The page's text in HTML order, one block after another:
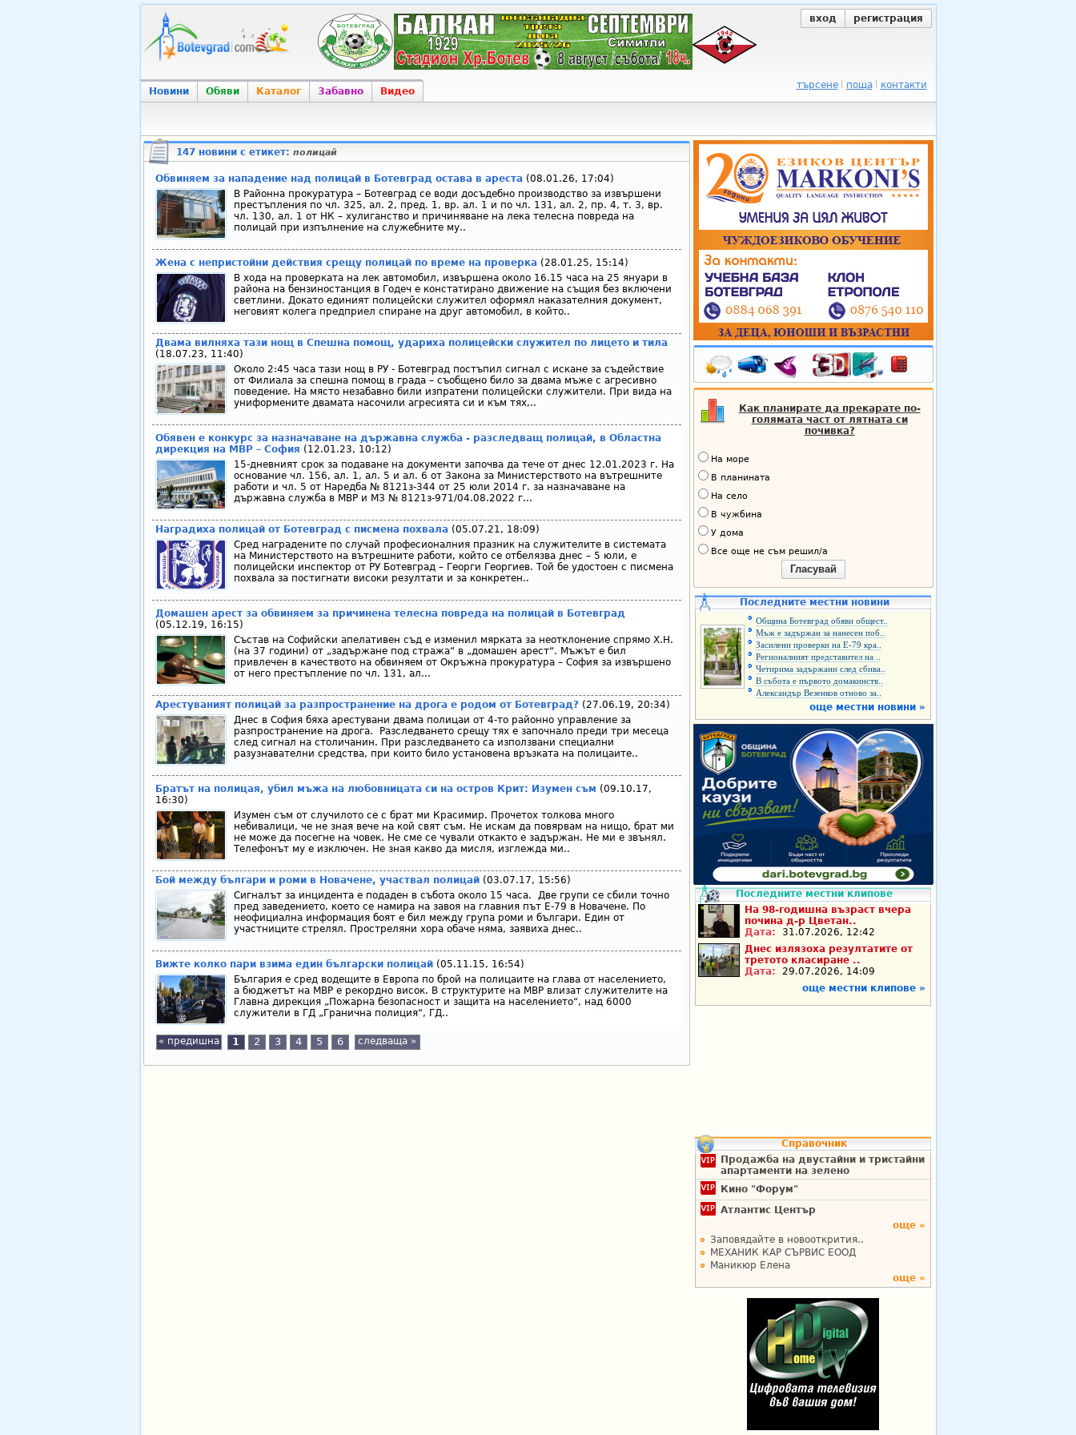
вход регистрация
Новини Обяви Каталог Забавно Видео
търсене поща контакти
147 новини с етикет: полицай
Обвиняем за нападение над полицай в Ботевград остава в ареста(08.01.26, 17:04)
В Районна прокуратура – Ботевград се води досъдебно производство за извършени
престъпления по чл. 325, ал. 2, пред. 1, вр. ал. 1 и по чл. 131, ал. 2, пр. 4, т. 3, вр.
чл. 130, ал. 1 от НК – хулиганство и причиняване на лека телесна повреда на
полицай при изпълнение на служебните му..
Жена с непристойни действия срещу полицай по време на проверка (28.01.25, 15:14)
В хода на проверката на лек автомобил, извършена около 16.15 часа на 25 януари в
района на бензиностанция в Годеч е констатирано движение на същия без включени
светлини. Докато единият полицейски служител оформял наказателния документ,
неговият колега предприел спиране на друг автомобил, в който..
Двама вилняха тази нощ в Спешна помощ, удариха полицейски служител по лицето и тила
(18.07.23, 11:40)
Около 2:45 часа тази нощ в РУ - Ботевград постъпил сигнал с искане за съдействие
от Филиала за спешна помощ в града – съобщено било за двама мъже с агресивно
поведение. На място незабавно били изпратени полицейски служители. При вида на
униформените двамата насочили агресията си и към тях,..
Обявен е конкурс за назначаване на държавна служба - разследващ полицай, в Областна
дирекция на МВР – София (12.01.23, 10:12)
15-дневният срок за подаване на документи започва да тече от днес 12.01.2023 г. На
основание чл. 156, ал. 1, ал. 5 и ал. 6 от Закона за Министерството на вътрешните
работи и чл. 5 от Наредба № 8121з-344 от 25 юли 2014 г. за назначаване на
държавна служба в МВР и МЗ № 8121з-971/04.08.2022 г...
Наградиха полицай от Ботевград с писмена похвала(05.07.21, 18:09)
Сред наградените по случай професионалния празник на служителите в системата
на Министерството на вътрешните работи, който се отбелязва днес – 5 юли, е
полицейски инспектор от РУ Ботевград – Георги Георгиев. Той бе удостоен с писмена
похвала за постигнати високи резултати и за конкретен..
Домашен арест за обвиняем за причинена телесна повреда на полицай в Ботевград
(05.12.19, 16:15)
Състав на Софийски апелативен съд е изменил мярката за неотклонение спрямо Х.Н.
(на 37 години) от „задържане под стража“ в „домашен арест“. Мъжът е бил
привлечен в качеството на обвиняем от Окръжна прокуратура – София за извършено
от него престъпление по чл. 131, ал...
Арестуваният полицай за разпространение на дрога е родом от Ботевград? (27.06.19, 20:34)
Днес в София бяха арестувани двама полицаи от 4-то районно управление за
разпространение на дрога. Разследването срещу тях е започнало преди три месеца
след сигнал на столичанин. При разследването са използвани специални
разузнавателни средства, при които било установена връзката на полицаите..
Братът на полицая, убил мъжа на любовницата си на остров Крит: Изумен съм (09.10.17,
16:30)
Изумен съм от случилото се с брат ми Красимир. Прочетох толкова много
небивалици, че не зная вече на кой свят съм. Не искам да повярвам на нищо, брат ми
не може да посегне на човек. Не сме се чували откакто е задържан. Не ми е звънял.
Телефонът му е изключен. Не зная какво да мисля, изглежда ми..
Бой между българи и роми в Новачене, участвал полицай(03.07.17, 15:56)
Сигналът за инцидента е подаден в събота около 15 часа. Две групи се сбили точно
пред заведението, което се намира на завоя на главния път Е-79 в Новачене. По
неофициална информация боят е бил между група роми и българи. Един от
участниците стрелял. Простреляни хора обаче няма, заявиха днес..
Вижте колко пари взима един български полицай(05.11.15, 16:54)
България е сред водещите в Европа по брой на полицаите на глава от населението,
а бюджетът на МВР е рекордно висок. В структурите на МВР влизат служителите на
Главна дирекция „Пожарна безопасност и за­щита на населението“, над 6000
служители в ГД „Гранична полиция“, ГД..
« предишна 1 2 3 4 5 6 следваща »
Как планирате да прекарате по-
голямата част от лятната си
почивка?
На море
В планината
На село
В чужбина
У дома
Все още не съм решил/а
Гласувай
Последните местни новини
Община Ботевград обяви общест..
Мъж е задържан за нанесен поб..
Засилени проверки на Е-79 кра..
Регионалният представител на ..
Четирима задържани след сбива..
В събота е първото домакинств..
Александър Везенков отново за..
още местни новини »
Последните местни клипове
На 98-годишна възраст вчера
почина д-р Цветан..
Дата:
31.07.2026, 12:42
Днес излязоха резултатите от
третото класиране ..
Дата:
29.07.2026, 14:09
още местни клипове »
Справочник
Продажба на двустайни и тристайни
апартаменти на зелено
Кино "Форум"
Атлантис Център
още »
Заповядайте в новооткрития..
МЕХАНИК КАР СЪРВИС ЕООД
Маникюр Елена
още »